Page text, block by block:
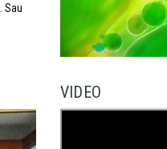
Sau
VIDEO